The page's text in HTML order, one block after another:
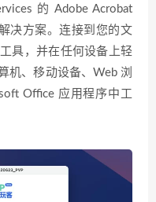
的 Adob​​e Acrobat
决方案。连接到您的文
具，并在任何设备上轻
机、移动设备、Web 浏
Office 应用程序中工